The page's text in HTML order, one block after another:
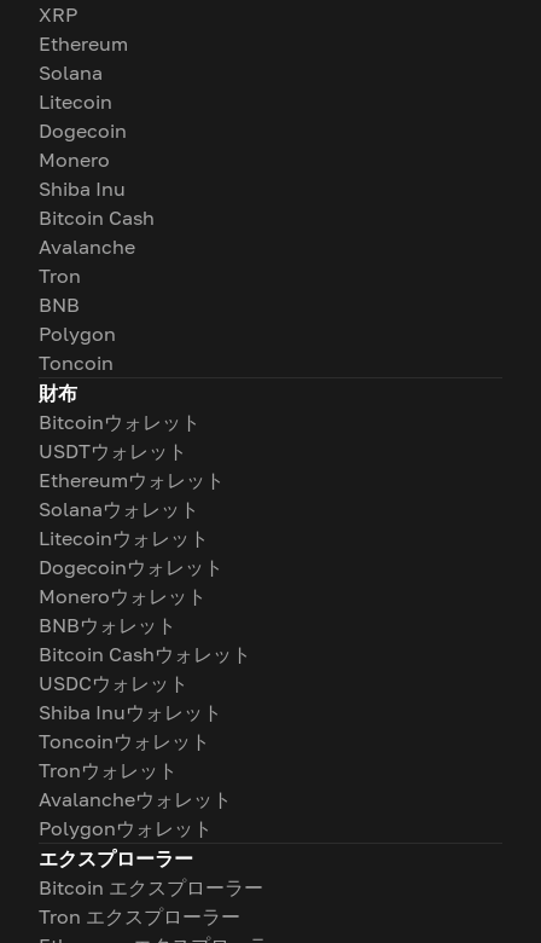
XRP
Ethereum
Solana
Litecoin
Dogecoin
Monero
Shiba Inu
Bitcoin Cash
Avalanche
Tron
BNB
Polygon
Toncoin
財布
Bitcoinウォレット
USDTウォレット
Ethereumウォレット
Solanaウォレット
Litecoinウォレット
Dogecoinウォレット
Moneroウォレット
BNBウォレット
Bitcoin Cashウォレット
USDCウォレット
Shiba Inuウォレット
Toncoinウォレット
Tronウォレット
Avalancheウォレット
Polygonウォレット
エクスプローラー
Bitcoin エクスプローラー
Tron エクスプローラー